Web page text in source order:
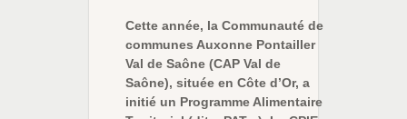
Cette année, la Communauté de
communes Auxonne Pontailler
Val de Saône (CAP Val de
Saône), située en Côte d’Or, a
initié un Programme Alimentaire